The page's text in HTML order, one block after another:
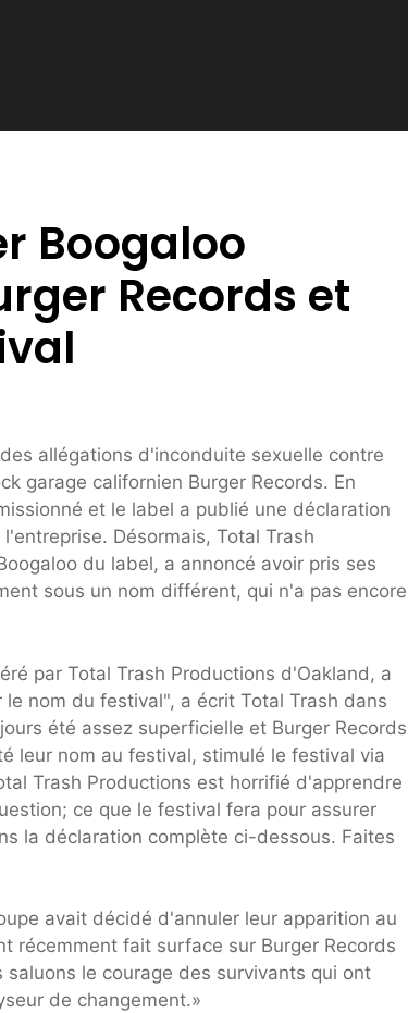
Boogaloo
Records et
allégations d'inconduite sexuelle contre
garage californien Burger Records. En
et le label a publié une déclaration
Désormais, Total Trash
du label, a annoncé avoir pris ses
sous un nom différent, qui n'a pas encore
par Total Trash Productions d'Oakland, a
nom du festival", a écrit Total Trash dans
été assez superficielle et Burger Records
leur nom au festival, stimulé le festival via
Trash Productions est horrifié d'apprendre
ce que le festival fera pour assurer
la déclaration complète ci-dessous. Faites
avait décidé d'annuler leur apparition au
récemment fait surface sur Burger Records
le courage des survivants qui ont
de changement.»